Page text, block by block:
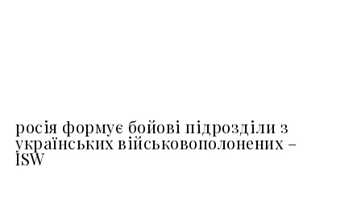
росія формує бойові підрозділи з
українських військовополонених –
ISW